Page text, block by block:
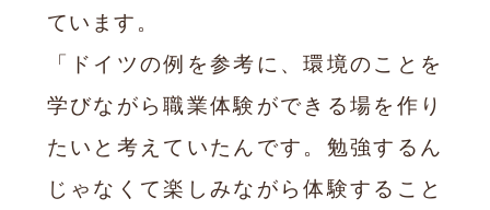
ています。
「ドイツの例を参考に、環境のことを
学びながら職業体験ができる場を作り
たいと考えていたんです。勉強するん
じゃなくて楽しみながら体験すること